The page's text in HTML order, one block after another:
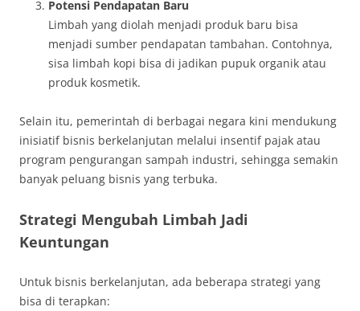
Potensi Pendapatan Baru
Limbah yang diolah menjadi produk baru bisa
menjadi sumber pendapatan tambahan. Contohnya,
sisa limbah kopi bisa di jadikan pupuk organik atau
produk kosmetik.
Selain itu, pemerintah di berbagai negara kini mendukung
inisiatif bisnis berkelanjutan melalui insentif pajak atau
program pengurangan sampah industri, sehingga semakin
banyak peluang bisnis yang terbuka.
Strategi Mengubah Limbah Jadi
Keuntungan
Untuk bisnis berkelanjutan, ada beberapa strategi yang
bisa di terapkan: